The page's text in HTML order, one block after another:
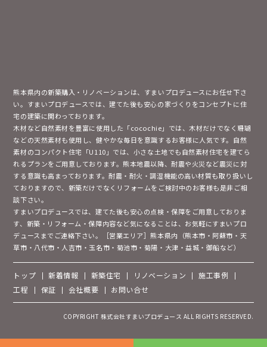
熊本県内の新築購入・リノベーションは、すまいプロデュースにお任せ下さ
い。すまいプロデュースでは、建てた後も安心の家づくりをコンセプトに住
宅の建築に関わっております。
木材など自然素材を豊富に使用した「cocochie」では、木材だけでなく珊瑚
などの天然素材も使用し、健やかな毎日を意識するお客様に人気です。自然
素材のコンパクト住宅「U110」では、小さな土地でも自然素材住宅を建てら
れるプランをご用意しております。熊本地震以降、耐震や火災など震災に対
する意識も高まっております。耐震・耐火・調湿機能の高い材質も取り扱いし
ておりますので、新築だけでなくリフォームをご検討中のお客様も是非ご相
談下さい。
すまいプロデュースでは、建てた後も安心の点検・保障をご用意しておりま
す、新築・リフォーム・保障内容など気になることは、お気軽にすまいプロ
デュースまでご連絡下さい。［営業エリア］熊本県内（熊本市・阿蘇市・天
草市・八代市・人吉市・玉名市・菊池市・菊陽・大津・益城・御船など）
トップ 新着情報 新築住宅 リノベーション
施工事例
工程
保証 会社概要 お問い合せ
COPYRIGHT 株式会社すまいプロデュース ALL RIGHTS RESERVED.